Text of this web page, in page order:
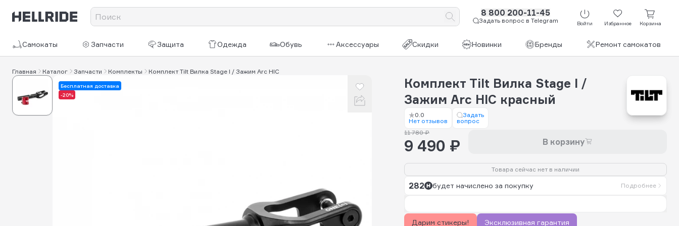
8 800 200-11-45
Задать вопрос в Telegram Войти Избранное Корзина
Самокаты Запчасти Защита Одежда Обувь Аксессуары Скидки Новинки Бренды Ремонт самокатов
Главная Каталог Запчасти Комплекты Комплект Tilt Вилка Stage I / Зажим Arc HIC
Бесплатная доставка
-20%
Комплект Tilt Вилка Stage I /
Зажим Arc HIC красный
0.0
Нет отзывов
Задать
вопрос
11 780 ₽
9 490 ₽ В корзину
Товара сейчас нет в наличии
282 будет начислено за покупку Подробнее
Дарим стикеры! Эксклюзивная гарантия